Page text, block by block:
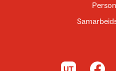
Til UT.no Til